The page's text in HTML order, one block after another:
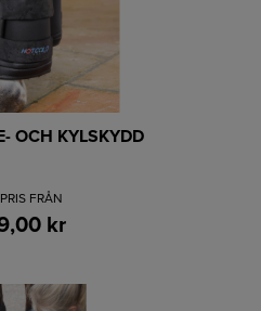
OCH KYLSKYDD
FRÅN
kr